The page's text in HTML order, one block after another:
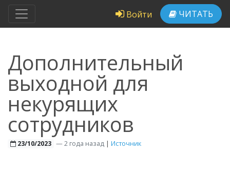
Войти ЧИТАТЬ
Дополнительный
выходной для
некурящих
сотрудников
23/10/2023 —2 года назад | Источник